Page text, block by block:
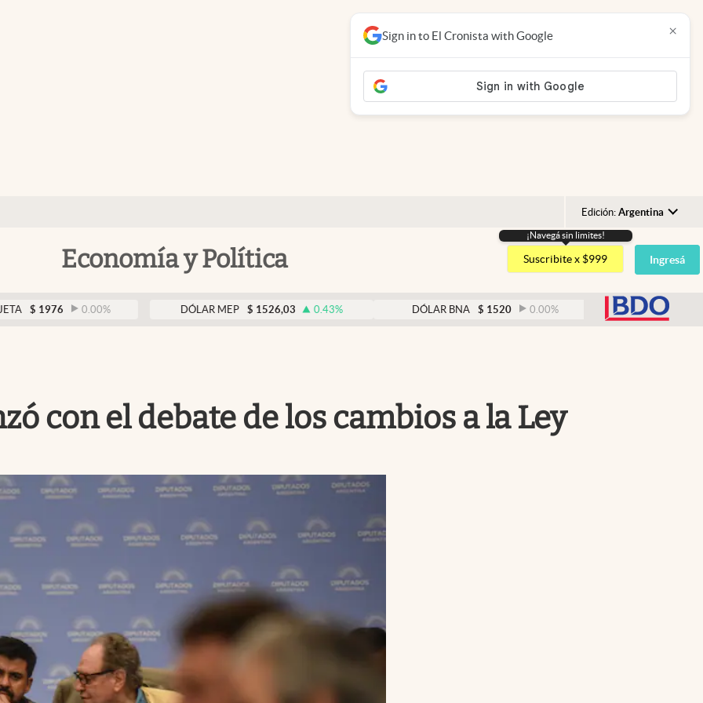
Edición: Argentina
Argentina
España
USA
Economía y Política
¡Navegá sin limites!
Suscribite x $999 Ingresá
0.00% DÓLAR MEP $ 1526,03 0.43% DÓLAR BNA $ 1520 0.00% DÓLAR BLUE $
Sign in to El Cronista with Google ×
con el debate de los cambios a la Ley